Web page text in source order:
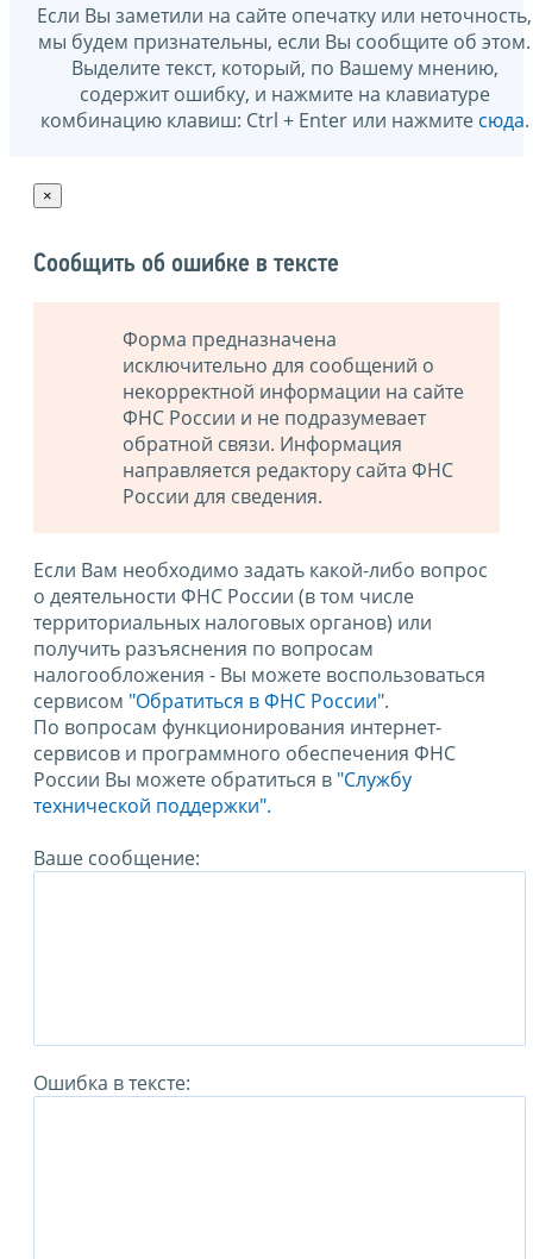
Если Вы заметили на сайте опечатку или неточность,
мы будем признательны, если Вы сообщите об этом.
Выделите текст, который, по Вашему мнению,
содержит ошибку, и нажмите на клавиатуре
комбинацию клавиш: Ctrl + Enter или нажмите сюда.
×
Сообщить об ошибке в тексте
Форма предназначена
исключительно для сообщений о
некорректной информации на сайте
ФНС России и не подразумевает
обратной связи. Информация
направляется редактору сайта ФНС
России для сведения.
Если Вам необходимо задать какой-либо вопрос
о деятельности ФНС России (в том числе
территориальных налоговых органов) или
получить разъяснения по вопросам
налогообложения - Вы можете воспользоваться
сервисом "Обратиться в ФНС России".
По вопросам функционирования интернет-
сервисов и программного обеспечения ФНС
России Вы можете обратиться в "Службу
технической поддержки".
Ваше сообщение:
Ошибка в тексте: